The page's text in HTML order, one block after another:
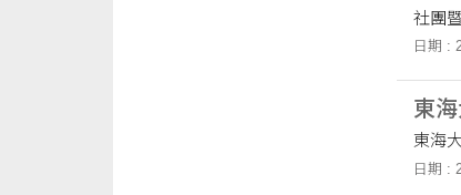
社團
日期 :
東
東海
日期 :